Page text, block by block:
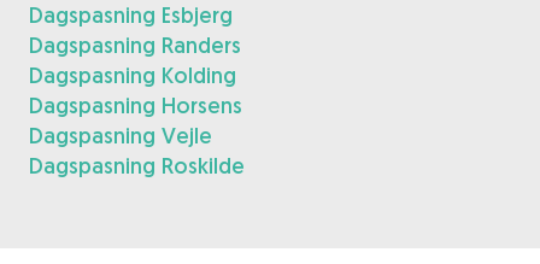
Dagspasning Esbjerg
Dagspasning Randers
Dagspasning Kolding
Dagspasning Horsens
Dagspasning Vejle
Dagspasning Roskilde